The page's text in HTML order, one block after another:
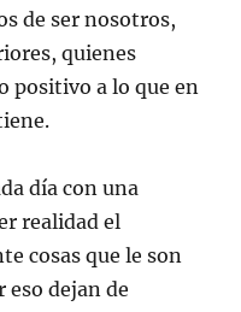
de ser nosotros,
quienes
positivo a lo que en
día con una
realidad el
cosas que le son
dejan de